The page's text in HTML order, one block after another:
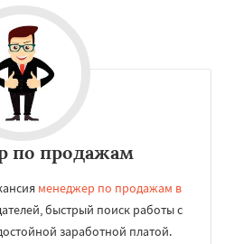
по продажам
менеджер по продажам в
быстрый поиск работы с
заработной платой.